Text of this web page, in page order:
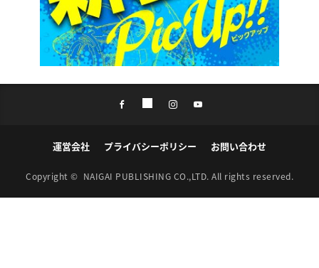
運営会社 プライバシーポリシー お問い合わせ
Copyright © NAIGAI PUBLISHING CO.,LTD. All rights reserved.